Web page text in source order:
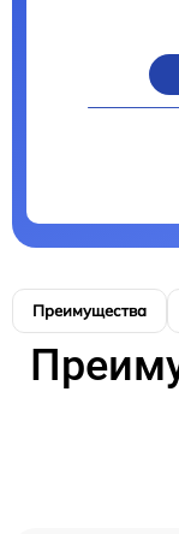
Преимущества